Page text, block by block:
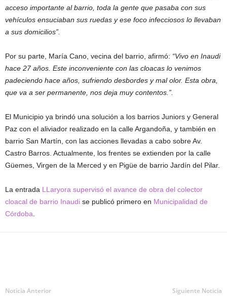
acceso importante al barrio, toda la gente que pasaba con sus
vehículos ensuciaban sus ruedas y ese foco infecciosos lo llevaban
a sus domicilios”.
Por su parte, María Cano, vecina del barrio, afirmó: “Vivo en Inaudi
hace 27 años. Este inconveniente con las cloacas lo venimos
padeciendo hace años, sufriendo desbordes y mal olor. Esta obra,
que va a ser permanente, nos deja muy contentos.”.
El Municipio ya brindó una solución a los barrios Juniors y General
Paz con el aliviador realizado en la calle Argandoña, y también en
barrio San Martín, con las acciones llevadas a cabo sobre Av.
Castro Barros. Actualmente, los frentes se extienden por la calle
Güemes, Virgen de la Merced y en Pigüe de barrio Jardín del Pilar.
La entrada LLaryora supervisó el avance de obra del colector
cloacal de barrio Inaudi se publicó primero en Municipalidad de
Córdoba
Noticia Anterior Siguiente Noticia